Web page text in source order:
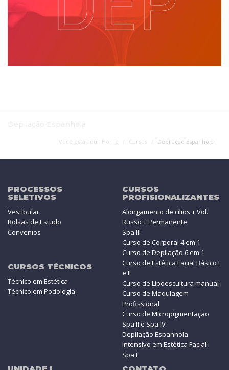
Você está aqui: Home Cursos Depilação Espanhola
PROCESSOS
SELETIVOS
Vestibular
Bolsas de Estudo
Convenios
CURSOS TÉCNICOS
Técnico em Estética
Técnico em Podologia
CURSOS
PROFISIONALIZANTES
Alongamento de cílios + Vol.
Russo + Permanente
Spa III
Curso de Corporal 4 em 1
Curso de Depilação 6 em 1
Curso de Estética Facial Básico I
e II
Curso de Lipoescultura manual
Curso de Maquiagem
Profissional
Curso de Micropigmentação
Spa II e Spa IV
Depilação Espanhola
Intensivo em Estética Facial
Spa I